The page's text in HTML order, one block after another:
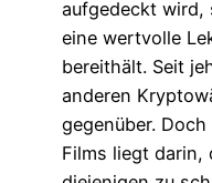
aufgedeckt wird,
eine wertvolle
bereithält. Seit
anderen
gegenüber.
Films liegt darin,